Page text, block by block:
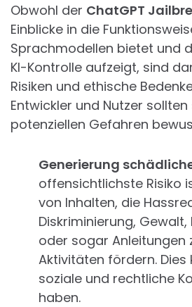
Obwohl der ChatGPT
Einblicke in die
Sprachmodellen bietet und
KI-Kontrolle aufzeigt, sind
Risiken und ethische
Entwickler und Nutzer
potenziellen Gefahren
Generierung
offensichtlichste Risiko
von Inhalten, die
Diskriminierung,
oder sogar Anleitungen
Aktivitäten fördern. Dies
soziale und rechtliche
haben.